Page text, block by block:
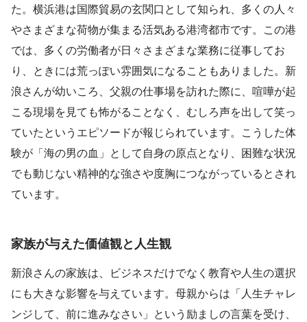
た。横浜港は国際貿易の玄関口として知られ、多くの人々
やさまざまな荷物が集まる活気ある港湾都市です。この港
では、多くの労働者が日々さまざまな業務に従事してお
り、ときには荒っぽい雰囲気になることもありました。新
浪さんが幼いころ、父親の仕事場を訪れた際に、喧嘩が起
こる現場を見ても怖がることなく、むしろ声を出して笑っ
ていたというエピソードが報じられています。こうした体
験が「海の男の血」として自身の原点となり、困難な状況
でも動じない精神的な強さや度胸につながっているとされ
ています。
家族が与えた価値観と人生観
新浪さんの家族は、ビジネスだけでなく教育や人生の選択
にも大きな影響を与えています。母親からは「人生チャレ
ンジして、前に進みなさい」という励ましの言葉を受け、